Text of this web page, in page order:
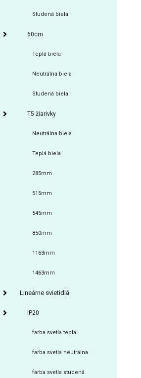
Studená biela
60cm
Teplá biela
Neutrálna biela
Studená biela
T5 žiarivky
Neutrálna biela
Teplá biela
285mm
515mm
545mm
850mm
1163mm
1463mm
Lineárne svietidlá
IP20
farba svetla teplá
farba svetla neutrálna
farba svetla studená